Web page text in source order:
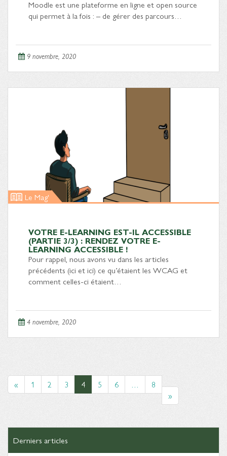
Moodle est une plateforme en ligne et open source
qui permet à la fois : – de gérer des parcours…
9 novembre, 2020
Le Mag'
VOTRE E-LEARNING EST-IL ACCESSIBLE
(PARTIE 3/3) : RENDEZ VOTRE E-
LEARNING ACCESSIBLE !
Pour rappel, nous avons vu dans les articles
précédents (ici et ici) ce qu’étaient les WCAG et
comment celles-ci étaient…
4 novembre, 2020
« 1 2 3 4 5 6 …
8
»
Derniers articles